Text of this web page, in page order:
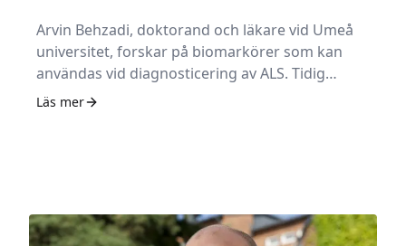
Arvin Behzadi, doktorand och läkare vid Umeå
universitet, forskar på biomarkörer som kan
användas vid diagnosticering av ALS. Tidig
upptäckt av ALS hos patienter är viktigt, bland
Läs mer